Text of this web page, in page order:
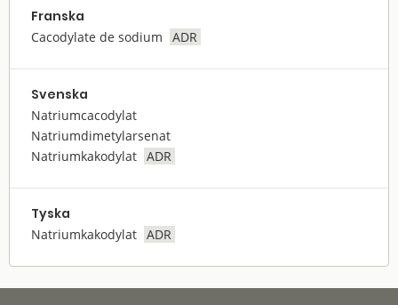
Franska
Cacodylate de sodium ADR
Svenska
Natriumcacodylat
Natriumdimetylarsenat
Natriumkakodylat ADR
Tyska
Natriumkakodylat ADR